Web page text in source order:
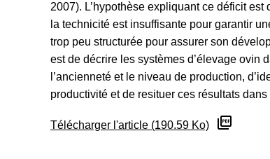
2007). L’hypothèse expliquant ce déficit
la technicité est insuffisante pour garantir
trop peu structurée pour assurer son
est de décrire les systèmes d’élevage ovin
l’ancienneté et le niveau de production,
productivité et de resituer ces résultats dans
Télécharger l'article (190.59 Ko)